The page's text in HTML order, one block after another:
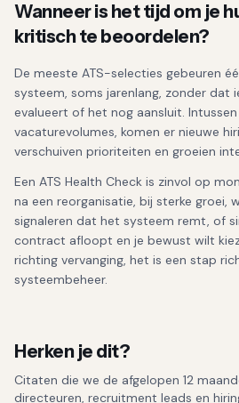
Wanneer is het tijd om je
kritisch te beoordelen?
De meeste ATS-selecties gebeuren
systeem, soms jarenlang, zonder dat
evalueert of het nog aansluit.
vacaturevolumes, komen er nieuwe
verschuiven prioriteiten en groeien
Een ATS Health Check is zinvol op
na een reorganisatie, bij sterke groei,
signaleren dat het systeem remt, of
contract afloopt en je bewust wilt
richting vervanging, het is een stap
systeembeheer.
Herken je dit?
Citaten die we de afgelopen 12
directeuren, recruitment leads en